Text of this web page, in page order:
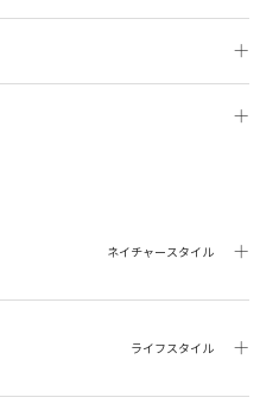
ネイチャースタイル
ライフスタイル